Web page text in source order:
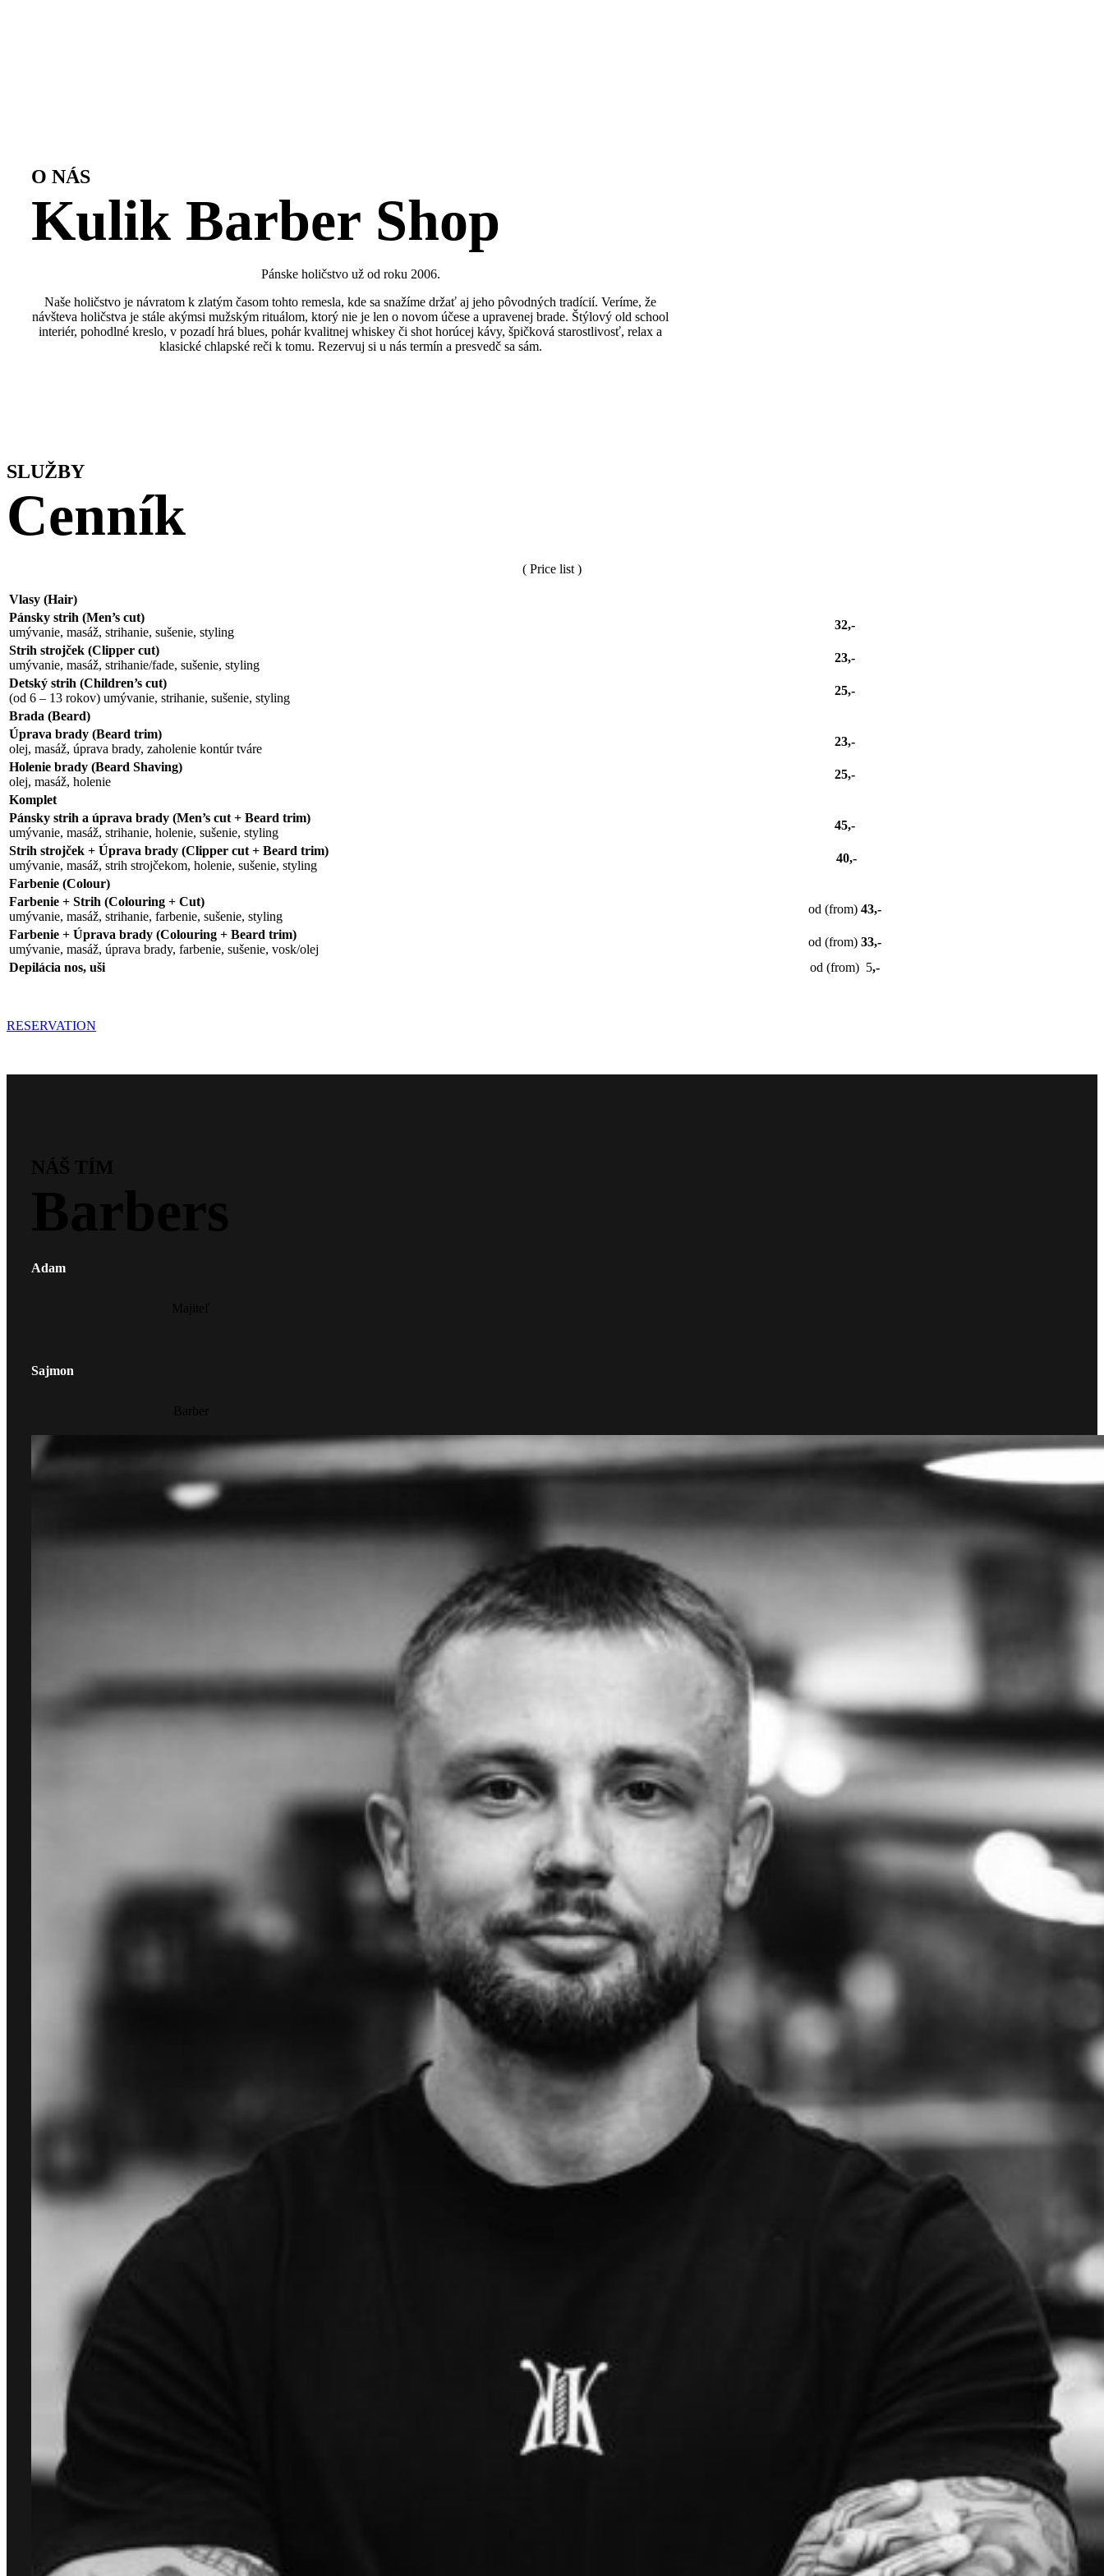
O NÁS
Kulik Barber Shop
Pánske holičstvo už od roku 2006.
Naše holičstvo je návratom k zlatým časom tohto remesla, kde sa snažíme držať aj jeho pôvodných tradícií. Veríme, že
návšteva holičstva je stále akýmsi mužským rituálom, ktorý nie je len o novom účese a upravenej brade. Štýlový old school
interiér, pohodlné kreslo, v pozadí hrá blues, pohár kvalitnej whiskey či shot horúcej kávy, špičková starostlivosť, relax a
klasické chlapské reči k tomu. Rezervuj si u nás termín a presvedč sa sám.
SLUŽBY
Cenník
( Price list )
Vlasy (Hair)
Pánsky strih (Men’s cut)
umývanie, masáž, strihanie, sušenie, styling
32,-
Strih strojček (Clipper cut)
umývanie, masáž, strihanie/fade, sušenie, styling
23,-
Detský strih (Children’s cut)
(od 6 – 13 rokov) umývanie, strihanie, sušenie, styling
25,-
Brada (Beard)
Úprava brady (Beard trim)
olej, masáž, úprava brady, zaholenie kontúr tváre
23,-
Holenie brady (Beard Shaving)
olej, masáž, holenie
25,-
Komplet
Pánsky strih a úprava brady (Men’s cut + Beard trim)
umývanie, masáž, strihanie, holenie, sušenie, styling
45,-
Strih strojček + Úprava brady (Clipper cut + Beard trim)
umývanie, masáž, strih strojčekom, holenie, sušenie, styling
40,-
Farbenie (Colour)
Farbenie + Strih (Colouring + Cut)
umývanie, masáž, strihanie, farbenie, sušenie, styling
od (from) 43,-
Farbenie + Úprava brady (Colouring + Beard trim)
umývanie, masáž, úprava brady, farbenie, sušenie, vosk/olej
od (from) 33,-
Depilácia nos, uši
od (from) 5,-
RESERVATION
Adam
Sajmon